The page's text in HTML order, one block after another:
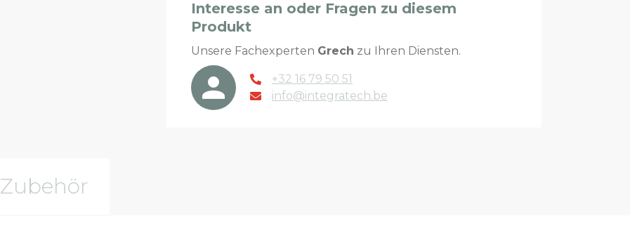
Interesse an oder Fragen zu diesem
Produkt
Unsere Fachexperten Grech zu Ihren Diensten.
+32 16 79 50 51
info@integratech.be
Zubehör